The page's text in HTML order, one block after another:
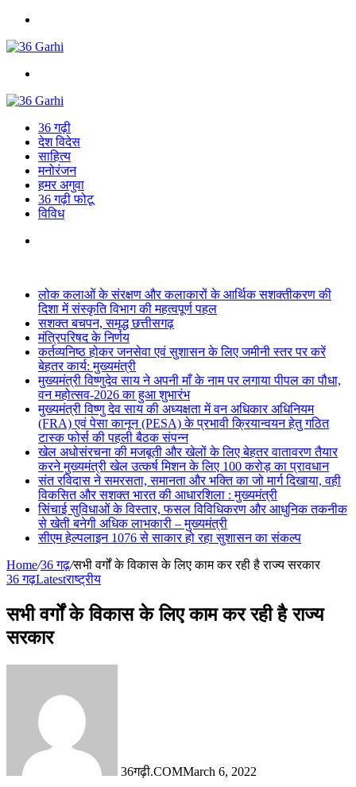
36 गढ़ी
देश विदेस
साहित्य
मनोरंजन
हमर अगुवा
36 गढ़ी फोटू
विविध
लोक कलाओं के संरक्षण और कलाकारों के आर्थिक सशक्तीकरण की
दिशा में संस्कृति विभाग की महत्वपूर्ण पहल
सशक्त बचपन, समृद्ध छत्तीसगढ़
मंत्रिपरिषद के निर्णय
कर्तव्यनिष्ठ होकर जनसेवा एवं सुशासन के लिए जमीनी स्तर पर करें
बेहतर कार्य: मुख्यमंत्री
मुख्यमंत्री विष्णुदेव साय ने अपनी माँ के नाम पर लगाया पीपल का पौधा,
वन महोत्सव-2026 का हुआ शुभारंभ
मुख्यमंत्री विष्णु देव साय की अध्यक्षता में वन अधिकार अधिनियम
(FRA) एवं पेसा कानून (PESA) के प्रभावी क्रियान्वयन हेतु गठित
टास्क फोर्स की पहली बैठक संपन्न
खेल अधोसंरचना की मजबूती और खेलों के लिए बेहतर वातावरण तैयार
करने मुख्यमंत्री खेल उत्कर्ष मिशन के लिए 100 करोड़ का प्रावधान
संत रविदास ने समरसता, समानता और भक्ति का जो मार्ग दिखाया, वही
विकसित और सशक्त भारत की आधारशिला : मुख्यमंत्री
सिंचाई सुविधाओं के विस्तार, फसल विविधिकरण और आधुनिक तकनीक
से खेती बनेगी अधिक लाभकारी – मुख्यमंत्री
सीएम हेल्पलाइन 1076 से साकार हो रहा सुशासन का संकल्प
Home/36 गढ़/सभी वर्गों के विकास के लिए काम कर रही है राज्य सरकार
36 गढ़Latestराष्ट्रीय
सभी वर्गों के विकास के लिए काम कर रही है राज्य
सरकार
36गढ़ी.COMMarch 6, 2022